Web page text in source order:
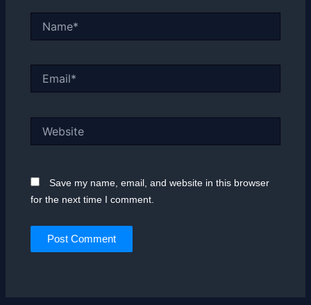
Save my name, email, and website in this browser
for the next time I comment.